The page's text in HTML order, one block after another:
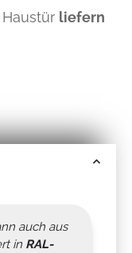
liefern
auch aus
in RAL-